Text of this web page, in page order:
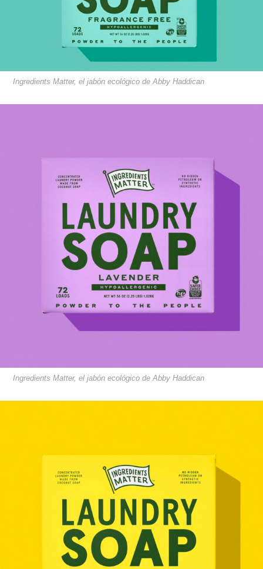
Ingredients Matter, el jabón ecológico de Abby Haddican
Ingredients Matter, el jabón ecológico de Abby Haddican